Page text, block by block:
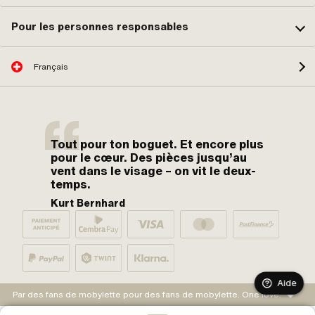
Pour les personnes responsables
Français
Tout pour ton boguet. Et encore plus
pour le cœur. Des pièces jusqu’au
vent dans le visage – on vit le deux-
temps.
Kurt Bernhard
Par des fans de mobylette pour des fans de mobylette. One love.
Aide